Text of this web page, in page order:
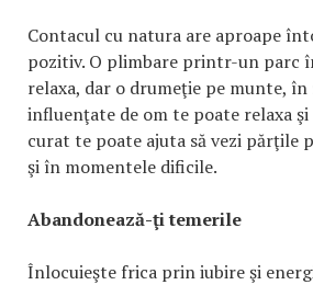
Contacul cu natura are aproape
pozitiv. O plimbare printr-un parc
relaxa, dar o drumeţie pe munte,
influenţate de om te poate relaxa
curat te poate ajuta să vezi părţile
şi în momentele dificile.
Abandonează-ţi temerile
Înlocuieşte frica prin iubire şi